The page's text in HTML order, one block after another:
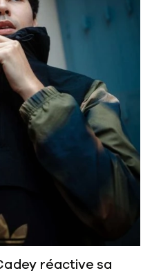
réactive sa